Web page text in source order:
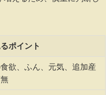
ポイント
食欲、ふん、元気、追加産